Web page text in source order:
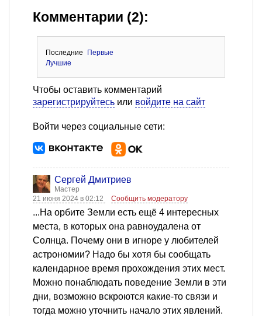
Комментарии (2):
Последние
Первые
Лучшие
Чтобы оставить комментарий
зарегистрируйтесь или войдите на сайт
Войти через социальные сети:
Сергей Дмитриев
Мастер
21 июня 2024 в 02:12
Сообщить модератору
...На орбите Земли есть ещё 4 интересных
места, в которых она равноудалена от
Солнца. Почему они в игноре у любителей
астрономии? Надо бы хотя бы сообщать
календарное время прохождения этих мест.
Можно понаблюдать поведение Земли в эти
дни, возможно вскроются какие-то связи и
тогда можно уточнить начало этих явлений.